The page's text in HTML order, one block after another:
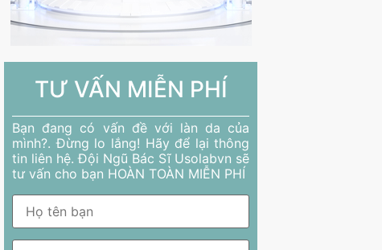
TƯ VẤN MIỄN PHÍ
Bạn đang có vấn đề với làn da của
mình?. Đừng lo lắng! Hãy để lại thông
tin liên hệ. Đội Ngũ Bác Sĩ Usolabvn sẽ
tư vấn cho bạn HOÀN TOÀN MIỄN PHÍ